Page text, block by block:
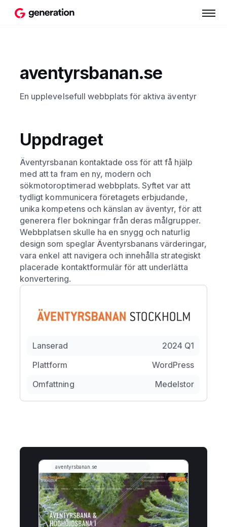
aventyrsbanan.se
En upplevelsefull webbplats för aktiva äventyr
Uppdraget
Äventyrsbanan kontaktade oss för att få hjälp
med att ta fram en ny, modern och
sökmotoroptimerad webbplats. Syftet var att
tydligt kommunicera företagets erbjudande,
unika kompetens och känslan av äventyr, för att
generera fler bokningar från deras målgrupper.
Webbplatsen skulle ha en snygg och naturlig
design som speglar Äventyrsbanans värderingar,
vara enkel att navigera och innehålla strategiskt
placerade kontaktformulär för att underlätta
konvertering.
Lanserad
2024 Q1
Plattform
WordPress
Omfattning
Medelstor